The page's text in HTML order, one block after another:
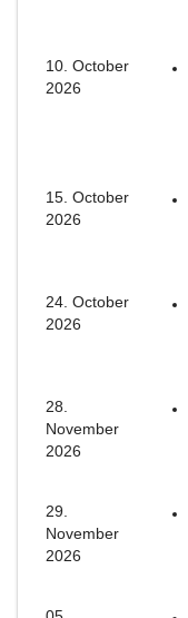
10. October
2026
15. October
2026
24. October
2026
28.
November
2026
29.
November
2026